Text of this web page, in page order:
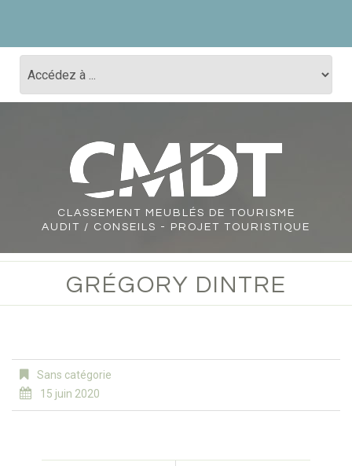
CLASSEMENT
MEUBLÉS DE TOURISME
AUDIT / CONSEILS - PROJET TOURISTIQUE
GRÉGORY DINTRE
Sans catégorie
15 juin 2020